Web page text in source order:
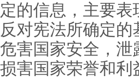
定的信息，主要表
反对宪法所确定的
危害国家安全，
损害国家荣誉和利